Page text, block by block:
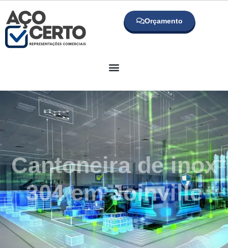
Orçamento
Cantoneira de inox
304 em Joinville